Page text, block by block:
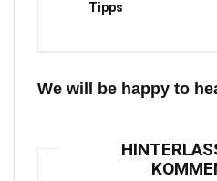
Tipps
We will be happy to